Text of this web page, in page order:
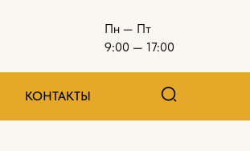
КОНТАКТЫ
Пн — Пт
9:00 — 17:00